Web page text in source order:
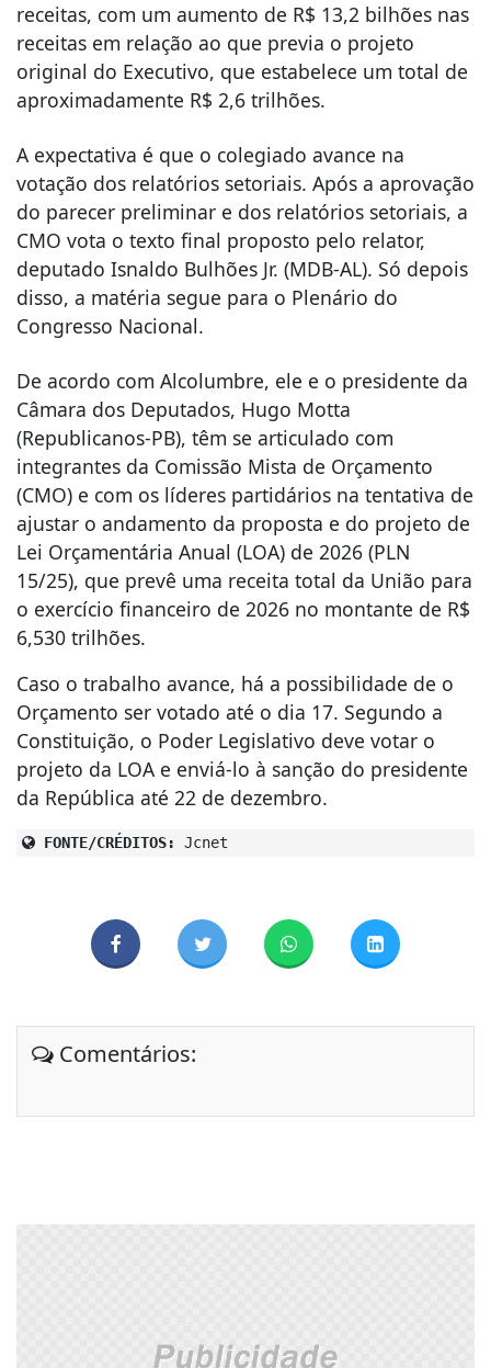
receitas, com um aumento de R$ 13,2 bilhões nas
receitas em relação ao que previa o projeto
original do Executivo, que estabelece um total de
aproximadamente R$ 2,6 trilhões.
A expectativa é que o colegiado avance na
votação dos relatórios setoriais. Após a aprovação
do parecer preliminar e dos relatórios setoriais, a
CMO vota o texto final proposto pelo relator,
deputado Isnaldo Bulhões Jr. (MDB-AL). Só depois
disso, a matéria segue para o Plenário do
Congresso Nacional.
De acordo com Alcolumbre, ele e o presidente da
Câmara dos Deputados, Hugo Motta
(Republicanos-PB), têm se articulado com
integrantes da Comissão Mista de Orçamento
(CMO) e com os líderes partidários na tentativa de
ajustar o andamento da proposta e do projeto de
Lei Orçamentária Anual (LOA) de 2026 (PLN
15/25), que prevê uma receita total da União para
o exercício financeiro de 2026 no montante de R$
6,530 trilhões.
Caso o trabalho avance, há a possibilidade de o
Orçamento ser votado até o dia 17. Segundo a
Constituição, o Poder Legislativo deve votar o
projeto da LOA e enviá-lo à sanção do presidente
da República até 22 de dezembro.
FONTE/CRÉDITOS: Jcnet
Comentários: